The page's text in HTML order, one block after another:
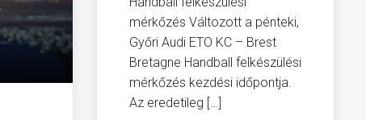
mérkőzés Változott a pénteki,
Győri Audi ETO KC – Brest
Bretagne Handball felkészülési
mérkőzés kezdési időpontja.
Az eredetileg […]